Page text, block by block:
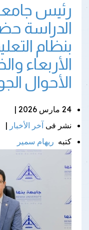
رئيس
الدراسة
بنظام
الأربعاء
الأحوال
24 مارس 2026 |
نشر فى آخر الأخبار |
كتبه ريهام سمير